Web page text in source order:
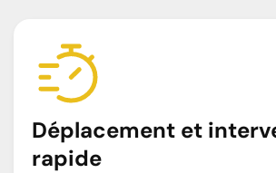
Déplacement et
rapide